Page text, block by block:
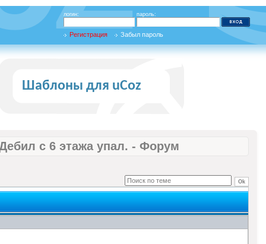
логин: пароль:
Регистрация Забыл пароль
Шаблоны для uCoz
с 6 этажа упал. - Форум